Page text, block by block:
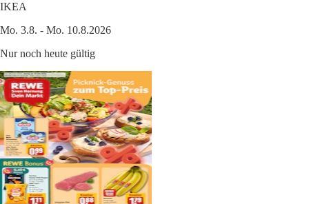
IKEA
Mo. 3.8. - Mo. 10.8.2026
Nur noch heute gültig